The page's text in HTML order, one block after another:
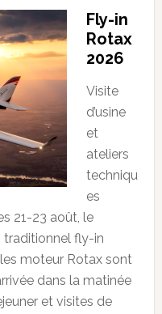
Fly-in
Rotax
2026
Visite
d’usine
et
ateliers
techniqu
es
21-23 août, le
traditionnel fly-in
moteur Rotax sont
dans la matinée
et visites de